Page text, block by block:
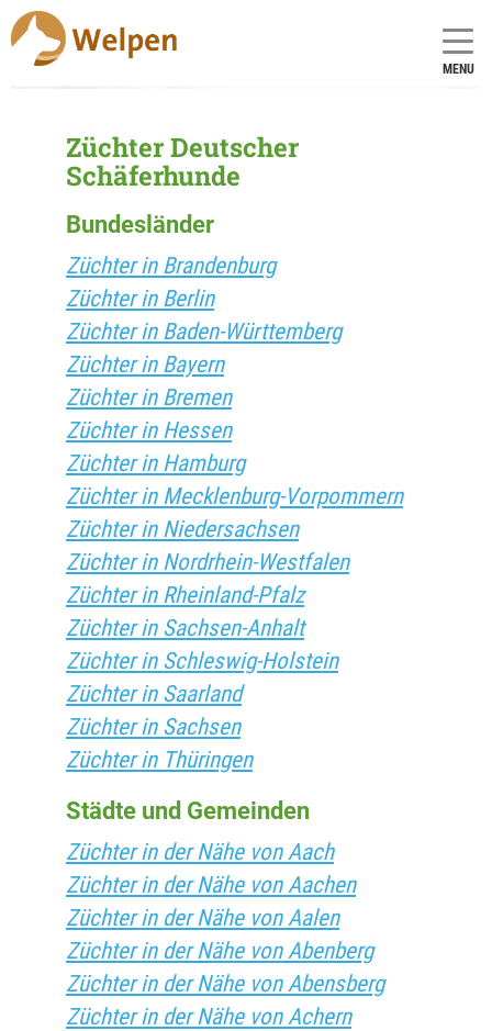
MENU
Züchter Deutscher
Schäferhunde
Bundesländer
Züchter in Brandenburg
Züchter in Berlin
Züchter in Baden-Württemberg
Züchter in Bayern
Züchter in Bremen
Züchter in Hessen
Züchter in Hamburg
Züchter in Mecklenburg-Vorpommern
Züchter in Niedersachsen
Züchter in Nordrhein-Westfalen
Züchter in Rheinland-Pfalz
Züchter in Sachsen-Anhalt
Züchter in Schleswig-Holstein
Züchter in Saarland
Züchter in Sachsen
Züchter in Thüringen
Städte und Gemeinden
Züchter in der Nähe von Aach
Züchter in der Nähe von Aachen
Züchter in der Nähe von Aalen
Züchter in der Nähe von Abenberg
Züchter in der Nähe von Abensberg
Züchter in der Nähe von Achern